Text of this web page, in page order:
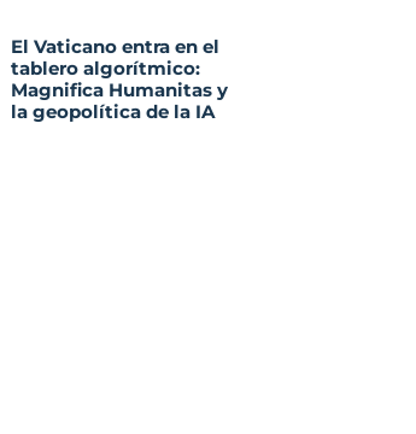
El Vaticano entra en el
tablero algorítmico:
Magnifica Humanitas y
la geopolítica de la IA